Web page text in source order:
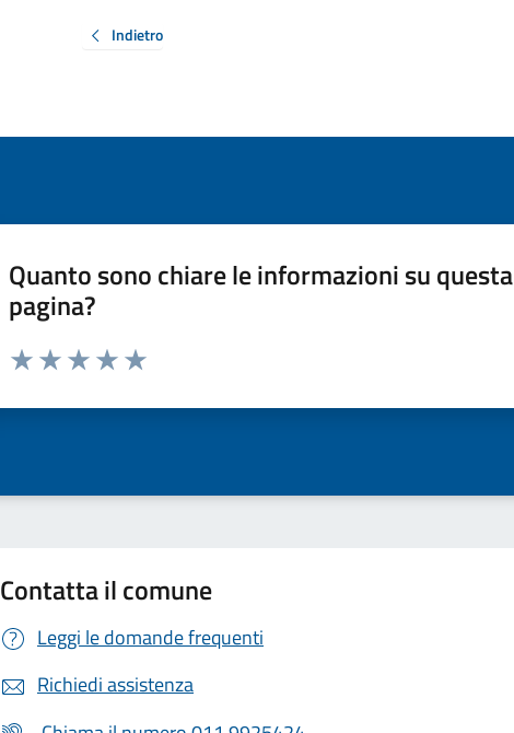
Indietro
Quanto sono chiare le informazioni su questa
pagina?
Valuta da 1 a 5 stelle la pagina
Contatta il comune
Leggi le domande frequenti
Richiedi assistenza